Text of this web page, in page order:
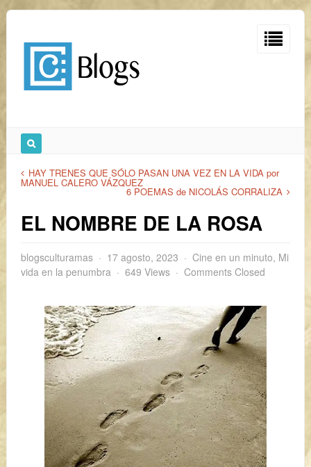
HAY TRENES QUE SÓLO PASAN UNA VEZ EN LA VIDA por
MANUEL CALERO VÁZQUEZ
6 POEMAS de NICOLÁS CORRALIZA
EL NOMBRE DE LA ROSA
blogsculturamas 17 agosto, 2023 Cine en un minuto, Mi
vida en la penumbra
649 Views Comments Closed